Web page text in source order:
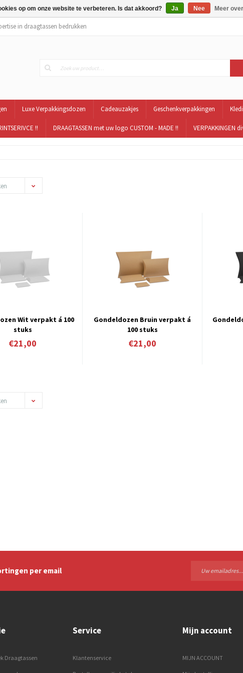
in draagtassen bedrukken
Luxe Verpakkingsdozen Cadeauzakjes Geschenkverpakkingen
!! DRAAGTASSEN met uw logo CUSTOM - MADE !! VERPAKKINGEN
Wit verpakt á 100
stuks
€21,00
Gondeldozen Bruin verpakt á
100 stuks
€21,00
per email
Draagtassen
Service
Klantenservice
Mijn account
MIJN ACCOUNT
op om onze website te verbeteren. Is dat akkoord? Ja Nee Meer